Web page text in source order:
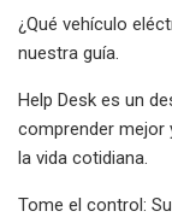
¿Qué vehículo
nuestra guía.
Help Desk es un
comprender mejor
la vida cotidiana.
Tome el control: